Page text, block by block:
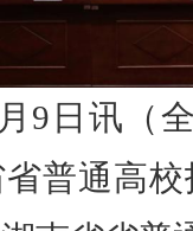
9日讯（
省普通高